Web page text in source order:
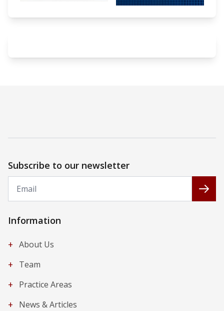
Subscribe to our newsletter
Information
+ About Us
+ Team
+ Practice Areas
+ News & Articles